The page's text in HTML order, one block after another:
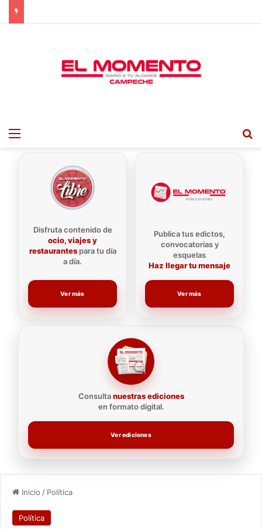
Menu
Disfruta contenido de
ocio, viajes y
restaurantespara tu día
a día.
Ver más
Consultanuestras ediciones
en formato digital.
Ver ediciones
Publica tus edictos,
convocatorias y
esquelas
Haz llegar tu mensaje
Ver más
Inicio / Política
Política